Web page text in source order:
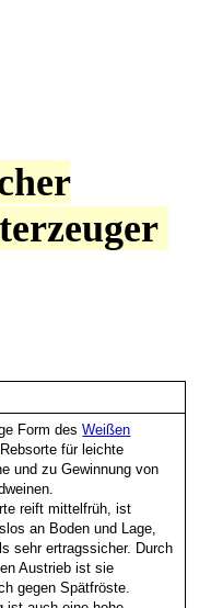
Form desWeißen
Rebsorte für leichte
und zu Gewinnung von
reift mittelfrüh, ist
an Boden und Lage,
sehr ertragssicher. Durch
Austrieb ist sie
gegen Spätfröste.